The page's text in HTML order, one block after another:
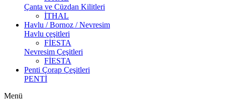
Çanta ve Cüzdan Kilitleri
İTHAL
Havlu / Bornoz / Nevresim
Havlu çeşitleri
FİESTA
Nevresim Çeşitleri
FİESTA
Penti Çorap Çeşitleri
PENTİ
Menü